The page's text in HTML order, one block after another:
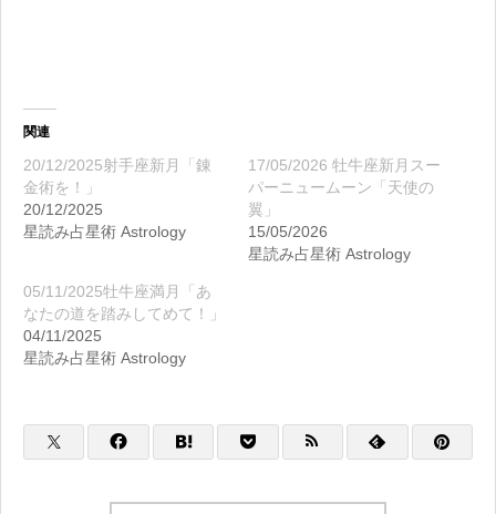
関連
20/12/2025射手座新月「錬
金術を！」
20/12/2025
星読み占星術 Astrology
17/05/2026 牡牛座新月スー
パーニュームーン「天使の
翼」
15/05/2026
星読み占星術 Astrology
05/11/2025牡牛座満月「あ
なたの道を踏みしてめて！」
04/11/2025
星読み占星術 Astrology